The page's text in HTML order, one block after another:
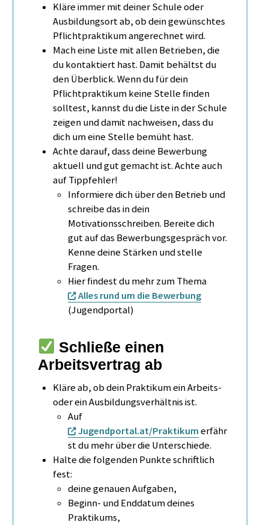
Kläre immer mit deiner Schule oder
Ausbildungsort ab, ob dein gewünschtes
Pflichtpraktikum angerechnet wird.
Mach eine Liste mit allen Betrieben, die
du kontaktiert hast. Damit behältst du
den Überblick. Wenn du für dein
Pflichtpraktikum keine Stelle finden
solltest, kannst du die Liste in der Schule
zeigen und damit nachweisen, dass du
dich um eine Stelle bemüht hast.
Achte darauf, dass deine Bewerbung
aktuell und gut gemacht ist. Achte auch
auf Tippfehler!
Informiere dich über den Betrieb und
schreibe das in dein
Motivationsschreiben. Bereite dich
gut auf das Bewerbungsgespräch vor.
Kenne deine Stärken und stelle
Fragen.
Hier findest du mehr zum Thema
Alles rund um die Bewerbung
(Jugendportal)
Schließe einen
Arbeitsvertrag ab
Kläre ab, ob dein Praktikum ein Arbeits-
oder ein Ausbildungsverhältnis ist.
Auf
Jugendportal.at/Praktikumerfähr
st du mehr über die Unterschiede.
Halte die folgenden Punkte schriftlich
fest:
deine genauen Aufgaben,
Beginn- und Enddatum deines
Praktikums,